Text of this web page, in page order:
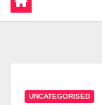
UNCATEGORISED